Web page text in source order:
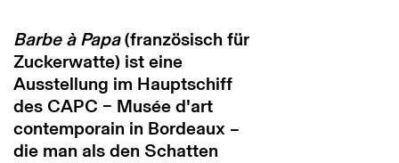
Barbe à Papa(französisch für
Zuckerwatte) ist eine
Ausstellung im Hauptschiff
des CAPC – Musée d'art
contemporain in Bordeaux –
die man als den Schatten